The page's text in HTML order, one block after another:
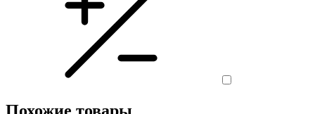
Похожие товары